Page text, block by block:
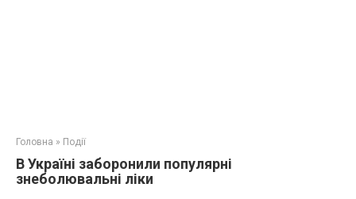
Головна » Події
В Україні заборонили популярні
знеболювальні ліки